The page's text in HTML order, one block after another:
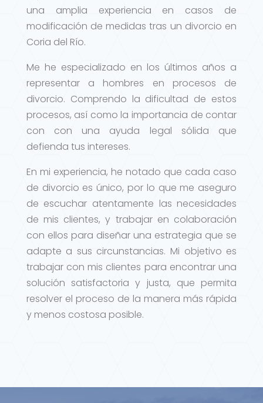
una amplia experiencia en casos de
modificación de medidas tras un divorcio en
Coria del Río.
Me he especializado en los últimos años a
representar a hombres en procesos de
divorcio. Comprendo la dificultad de estos
procesos, así como la importancia de contar
con con una ayuda legal sólida que
defienda tus intereses.
En mi experiencia, he notado que cada caso
de divorcio es único, por lo que me aseguro
de escuchar atentamente las necesidades
de mis clientes, y trabajar en colaboración
con ellos para diseñar una estrategia que se
adapte a sus circunstancias. Mi objetivo es
trabajar con mis clientes para encontrar una
solución satisfactoria y justa, que permita
resolver el proceso de la manera más rápida
y menos costosa posible.